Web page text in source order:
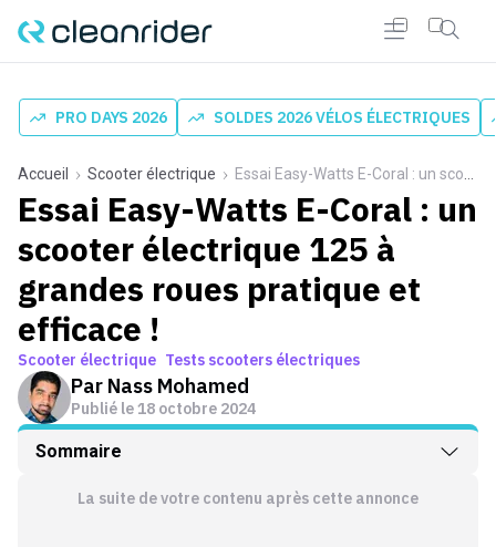
PRO DAYS 2026 SOLDES 2026 VÉLOS ÉLECTRIQUES
Accueil Scooter électrique Essai Easy-Watts E-Coral : un scooter électrique 125 à grandes roues pratique et efficace !
Essai Easy-Watts E-Coral : un
scooter électrique 125 à
grandes roues pratique et
efficace !
Scooter électrique Tests scooters électriques
Par Nass Mohamed
Publié le18 octobre 2024
Sommaire
La suite de votre contenu après cette annonce